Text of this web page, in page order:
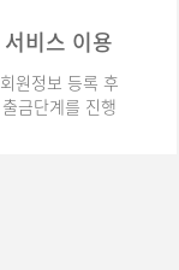
서비스 이용
회원정보 등록 후
출금단계를 진행